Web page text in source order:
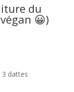
du
😀)
3 dattes